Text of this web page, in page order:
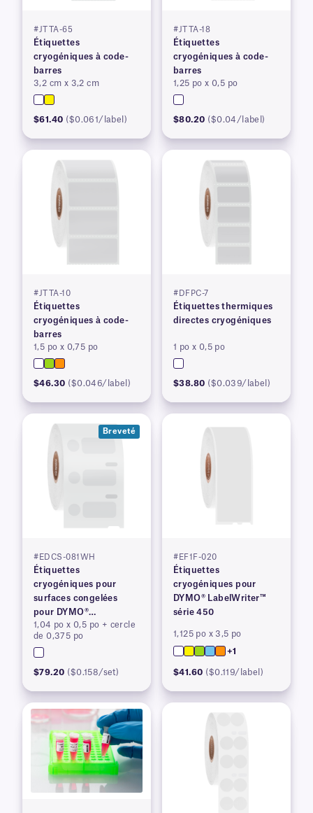
#JTTA-65
Étiquettes
cryogéniques à code-
barres
3,2 cm x 3,2 cm
$61.40 ($0.061/label)
#JTTA-18
Étiquettes
cryogéniques à code-
barres
1,25 po x 0,5 po
$80.20 ($0.04/label)
#JTTA-10
Étiquettes
cryogéniques à code-
barres
1,5 po x 0,75 po
$46.30 ($0.046/label)
#DFPC-7
Étiquettes thermiques
directes cryogéniques
1 po x 0,5 po
$38.80 ($0.039/label)
Breveté
#EDCS-081WH
Étiquettes
cryogéniques pour
surfaces congelées
pour DYMO®
LabelWriter™ série 450,
brevetées
1,04 po x 0,5 po + cercle
de 0,375 po
$79.20 ($0.158/set)
#EF1F-020
Étiquettes
cryogéniques pour
DYMO® LabelWriter™
série 450
1,125 po x 3,5 po
+1
$41.60 ($0.119/label)